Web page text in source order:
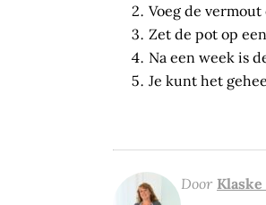
Voeg de
Zet de pot op
Na een week is
Je kunt het
Door